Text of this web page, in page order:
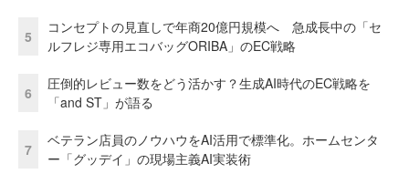
5
コンセプトの見直しで年商20億円規模へ 急成長中の「セ
ルフレジ専用エコバッグORIBA」のEC戦略
6
圧倒的レビュー数をどう活かす？生成AI時代のEC戦略を
「and ST」が語る
7
ベテラン店員のノウハウをAI活用で標準化。ホームセンタ
ー「グッデイ」の現場主義AI実装術